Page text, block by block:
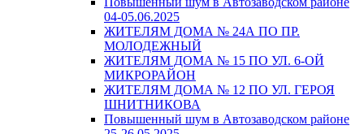
04-05.06.2025
ЖИТЕЛЯМ ДОМА № 24А ПО ПР.
МОЛОДЕЖНЫЙ
ЖИТЕЛЯМ ДОМА № 15 ПО УЛ. 6-ОЙ
МИКРОРАЙОН
ЖИТЕЛЯМ ДОМА № 12 ПО УЛ. ГЕРОЯ
ШНИТНИКОВА
Повышенный шум в Автозаводском районе